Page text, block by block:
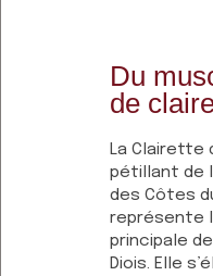
Du
de
La Clairette
pétillant de
des Côtes
représente
principale
Diois. Elle